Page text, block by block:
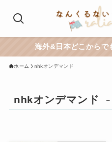
海外&日本どこからで
ホーム nhkオンデマンド
nhkオンデマンド –